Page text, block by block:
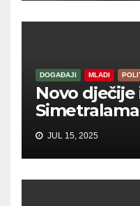
DOGAĐAJI MLADI
Novo
Simetralama
JUL 15, 2025